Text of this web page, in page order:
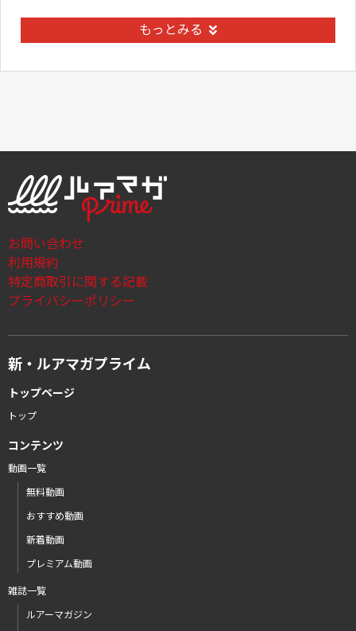
もっとみる
お問い合わせ
利用規約
特定商取引に関する記載
プライバシーポリシー
新・ルアマガプライム
トップページ
トップ
コンテンツ
動画一覧
無料動画
おすすめ動画
新着動画
プレミアム動画
雑誌一覧
ルアーマガジン